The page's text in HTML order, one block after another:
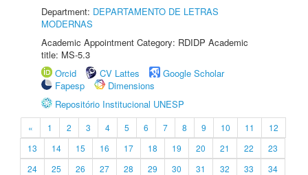
Department: DEPARTAMENTO DE LETRAS
MODERNAS
Academic Appointment Category: RDIDP Academic
title: MS-5.3
Orcid
CV Lattes
Google Scholar
Fapesp
Dimensions
Repositório Institucional UNESP
« 1 2 3 4 5 6 7 8 9 10 11
12
13
14 15 16 17 18 19 20 21 22
23
24
25 26 27 28 29 30 31 32 33
34